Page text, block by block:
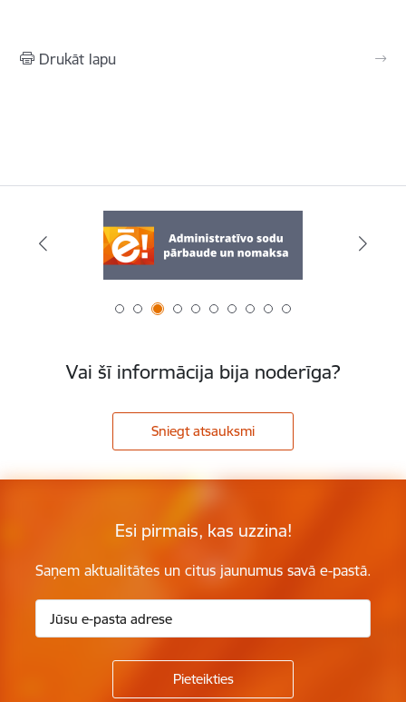
Drukāt lapu
Vai šī informācija bija noderīga?
Sniegt atsauksmi
Esi pirmais, kas uzzina!
Saņem aktualitātes un citus jaunumus savā e-pastā.